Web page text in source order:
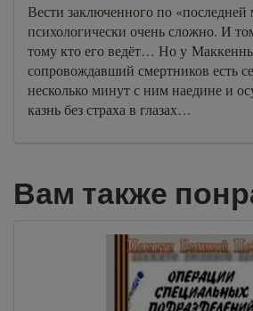
Вести заключенного по «последней
психологически очень сложно. И
тому кто его ведёт… Но у
сопровождавший смертников есть
несколько минут с ним наедине и
казнь без страха в глазах…
Вам также